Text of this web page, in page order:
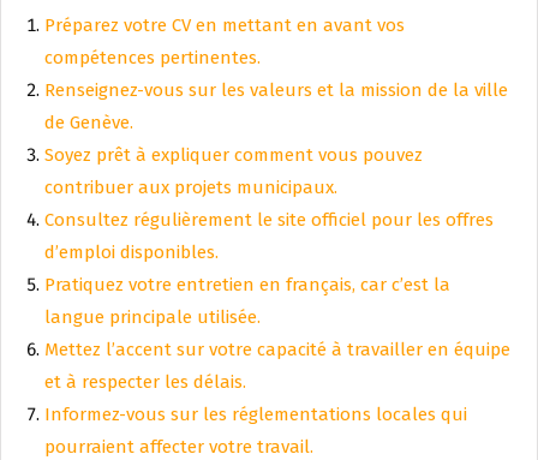
Préparez votre CV en mettant en avant vos
compétences pertinentes.
Renseignez-vous sur les valeurs et la mission de la ville
de Genève.
Soyez prêt à expliquer comment vous pouvez
contribuer aux projets municipaux.
Consultez régulièrement le site officiel pour les offres
d’emploi disponibles.
Pratiquez votre entretien en français, car c’est la
langue principale utilisée.
Mettez l’accent sur votre capacité à travailler en équipe
et à respecter les délais.
Informez-vous sur les réglementations locales qui
pourraient affecter votre travail.